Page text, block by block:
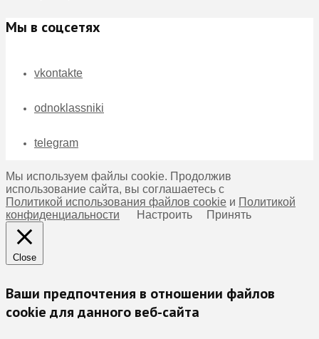
Мы в соцсетях
vkontakte
odnoklassniki
telegram
Мы используем файлы cookie. Продолжив
использование сайта, вы соглашаетесь с
Политикой использования файлов cookie и Политикой
конфиденциальности
Настроить Принять
Close
Ваши предпочтения в отношении файлов
cookie для данного веб-сайта